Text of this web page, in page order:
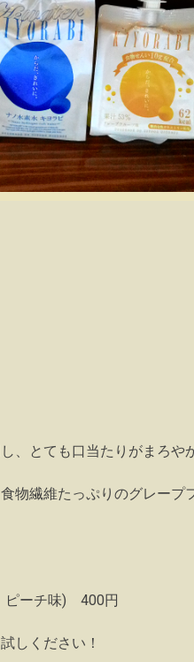
、とても口当たりがまろや
物繊維たっぷりのグレープ
ピーチ味) 400円
しください！